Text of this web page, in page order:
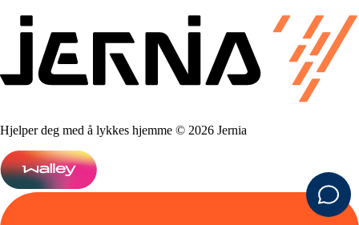
Hjelper deg med å lykkes hjemme © 2026 Jernia